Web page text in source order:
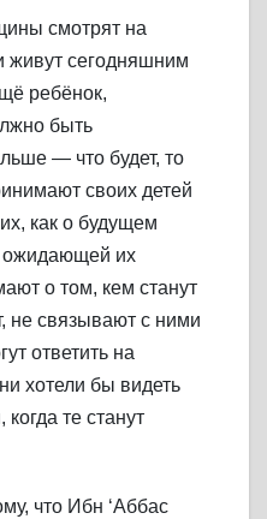
смотрят на
живут сегодняшним
ребёнок,
быть
— что будет, то
своих детей
как о будущем
их
о том, кем станут
не связывают с ними
ответить на
хотели бы видеть
те станут
что Ибн ‘Аббас